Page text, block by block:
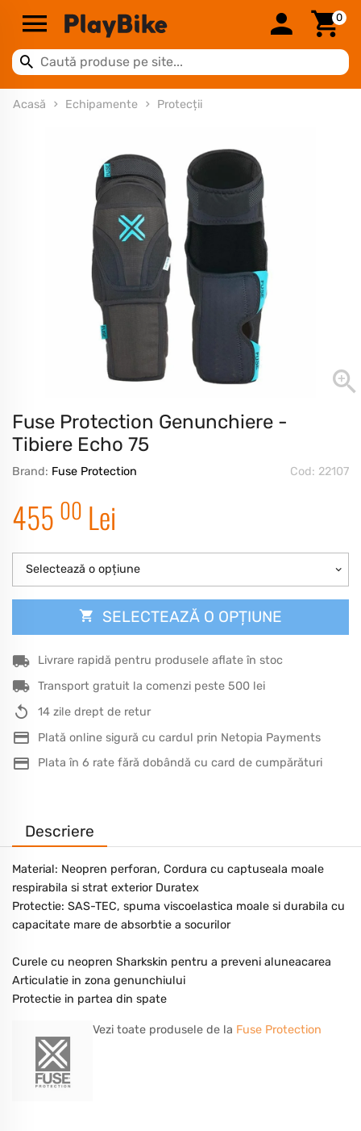
0
Acasă Echipamente Protecții
Fuse Protection Genunchiere -
Tibiere Echo 75
Brand: Fuse Protection Cod: 22107
455 00 Lei
Selectează o opțiune
SELECTEAZĂ O OPȚIUNE
Livrare rapidă pentru produsele aflate în stoc
Transport gratuit la comenzi peste 500 lei
14 zile drept de retur
Plată online sigură cu cardul prin Netopia Payments
Plata în 6 rate fără dobândă cu card de cumpărături
Descriere
Material: Neopren perforan, Cordura cu captuseala moale
respirabila si strat exterior Duratex
Protectie: SAS-TEC, spuma viscoelastica moale si durabila cu
capacitate mare de absorbtie a socurilor
Curele cu neopren Sharkskin pentru a preveni aluneacarea
Articulatie in zona genunchiului
Protectie in partea din spate
Vezi toate produsele de la Fuse Protection